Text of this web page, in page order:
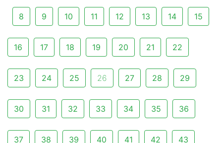
8 9 10 11 12 13 14 15
16 17 18 19 20 21 22
23 24 25 26 27 28 29
30 31 32 33 34 35 36
37 38 39 40 41 42 43